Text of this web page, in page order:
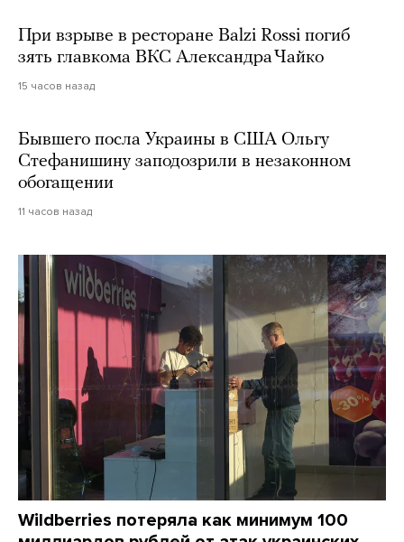
При взрыве в ресторане Balzi Rossi погиб
зять главкома ВКС Александра Чайко
15 часов назад
Бывшего посла Украины в США Ольгу
Стефанишину заподозрили в незаконном
обогащении
11 часов назад
Wildberries потеряла как минимум 100